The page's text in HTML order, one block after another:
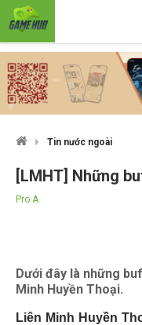
Tin nước ngoài
[LMHT] Những
Pro.A
Dưới đây là những
Minh Huyền Thoại.
Liên Minh Huyền